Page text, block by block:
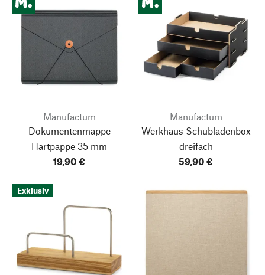
Manufactum
Dokumentenmappe
Hartpappe 35 mm
19,90 €
Manufactum
Werkhaus Schubladenbox
dreifach
59,90 €
Exklusiv